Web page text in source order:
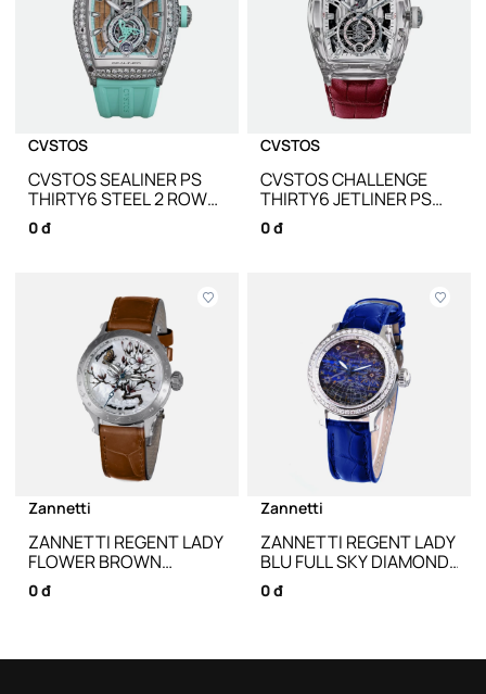
CVSTOS
CVSTOS SEALINER PS
THIRTY6 STEEL 2 ROW
DIAMONDS TIT COMP
C00103.3606002 - 47.2
0 đ
CVSTOS
CVSTOS CHALLENGE
THIRTY6 JETLINER PS
SAPPHIRE WHITE DIAL
A00103.3680001 - 36MM
0 đ
Zannetti
ZANNETTI REGENT LADY
FLOWER BROWN
RGNLDFLBR.23 - 33MM
0 đ
Zannetti
ZANNETTI REGENT LADY
BLU FULL SKY DIAMOND
RGNLDFSD.01 - 32MM
0 đ